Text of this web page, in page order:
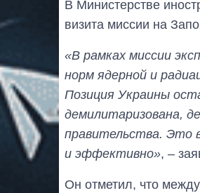
В Министерстве
визита миссии на
«В рамках миссии
норм ядерной и
Позиция Украины
демилитаризована,
правительства. Это
и эффективно», –
Он отметил, что